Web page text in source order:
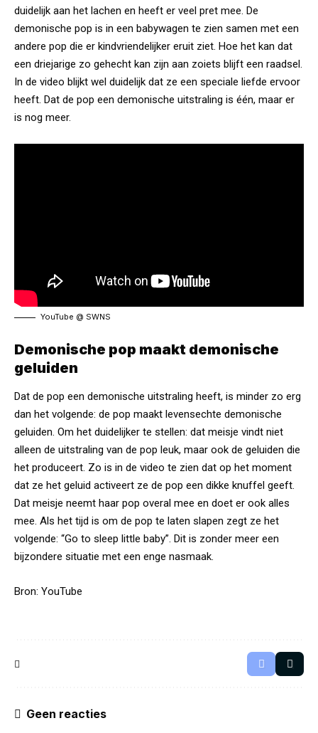
duidelijk aan het lachen en heeft er veel pret mee. De
demonische pop is in een babywagen te zien samen met een
andere pop die er kindvriendelijker eruit ziet. Hoe het kan dat
een driejarige zo gehecht kan zijn aan zoiets blijft een raadsel.
In de video blijkt wel duidelijk dat ze een speciale liefde ervoor
heeft. Dat de pop een demonische uitstraling is één, maar er
is nog meer.
YouTube @ SWNS
Demonische pop maakt demonische
geluiden
Dat de pop een demonische uitstraling heeft, is minder zo erg
dan het volgende: de pop maakt levensechte demonische
geluiden. Om het duidelijker te stellen: dat meisje vindt niet
alleen de uitstraling van de pop leuk, maar ook de geluiden die
het produceert. Zo is in de video te zien dat op het moment
dat ze het geluid activeert ze de pop een dikke knuffel geeft.
Dat meisje neemt haar pop overal mee en doet er ook alles
mee. Als het tijd is om de pop te laten slapen zegt ze het
volgende: “Go to sleep little baby”. Dit is zonder meer een
bijzondere situatie met een enge nasmaak.
Bron: YouTube
Geen reacties